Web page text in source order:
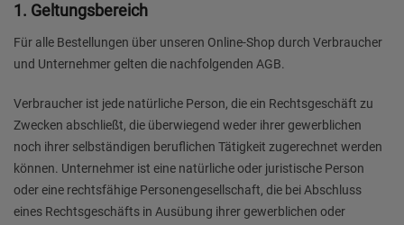
1. Geltungsbereich
Für alle Bestellungen über unseren Online-Shop durch Verbraucher
und Unternehmer gelten die nachfolgenden AGB.
Verbraucher ist jede natürliche Person, die ein Rechtsgeschäft zu
Zwecken abschließt, die überwiegend weder ihrer gewerblichen
noch ihrer selbständigen beruflichen Tätigkeit zugerechnet werden
können. Unternehmer ist eine natürliche oder juristische Person
oder eine rechtsfähige Personengesellschaft, die bei Abschluss
eines Rechtsgeschäfts in Ausübung ihrer gewerblichen oder